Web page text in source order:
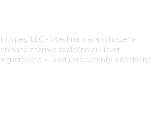
LLC - Všechna práva vyhrazena.
známka společnosti Clever
v Úřadu pro patenty a ochranné